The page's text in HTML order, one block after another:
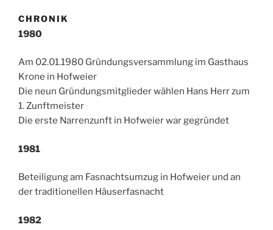
CHRONIK
1980
Am 02.01.1980 Gründungsversammlung im Gasthaus
Krone in Hofweier
Die neun Gründungsmitglieder wählen Hans Herr zum
1. Zunftmeister
Die erste Narrenzunft in Hofweier war gegründet
1981
Beteiligung am Fasnachtsumzug in Hofweier und an
der traditionellen Häuserfasnacht
1982